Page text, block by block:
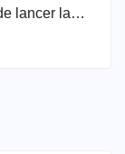
lancer la…